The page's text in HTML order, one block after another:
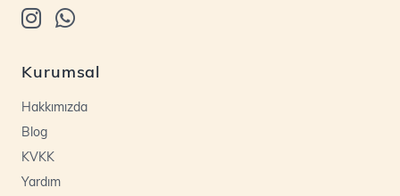
Kurumsal
Hakkımızda
Blog
KVKK
Yardım